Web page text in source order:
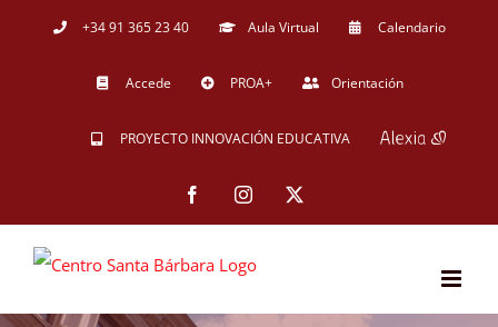
+34 91 365 23 40 Aula Virtual Calendario
Accede PROA+ Orientación
PROYECTO INNOVACIÓN EDUCATIVA
FacebookInstagram